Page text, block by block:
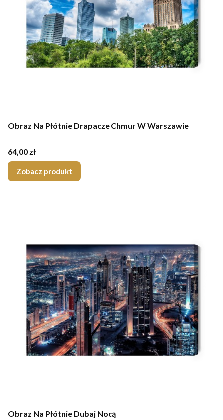
Obraz Na Płótnie Drapacze Chmur W Warszawie
Cena
64,00 zł
Zobacz produkt
Obraz Na Płótnie Dubaj Nocą